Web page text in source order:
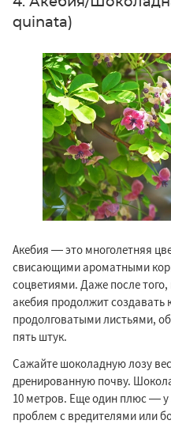
quinata)
Акебия — это многолетняя
свисающими ароматными
соцветиями. Даже после
акебия продолжит
продолговатыми листьями,
пять штук.
Сажайте шоколадную лозу
дренированную почву.
10 метров. Еще один плюс — у
проблем с вредителями или